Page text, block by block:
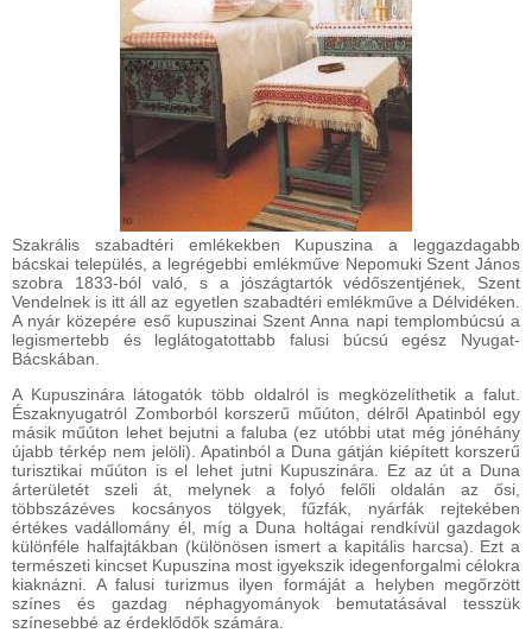
Szakrális szabadtéri emlékekben Kupuszina a leggazdagabb
bácskai település, a legrégebbi emlékműve Nepomuki Szent János
szobra 1833-ból való, s a jószágtartók védőszentjének, Szent
Vendelnek is itt áll az egyetlen szabadtéri emlékműve a Délvidéken.
A nyár közepére eső kupuszinai Szent Anna napi templombúcsú a
legismertebb és leglátogatottabb falusi búcsú egész Nyugat-
Bácskában.
A Kupuszinára látogatók több oldalról is megközelíthetik a falut.
Északnyugatról Zomborból korszerű műúton, délről Apatinból egy
másik műúton lehet bejutni a faluba (ez utóbbi utat még jónéhány
újabb térkép nem jelöli). Apatinból a Duna gátján kiépített korszerű
turisztikai műúton is el lehet jutni Kupuszinára. Ez az út a Duna
árterületét szeli át, melynek a folyó felőli oldalán az ősi,
többszázéves kocsányos tölgyek, fűzfák, nyárfák rejtekében
értékes vadállomány él, míg a Duna holtágai rendkívül gazdagok
különféle halfajtákban (különösen ismert a kapitális harcsa). Ezt a
természeti kincset Kupuszina most igyekszik idegenforgalmi célokra
kiaknázni. A falusi turizmus ilyen formáját a helyben megőrzött
színes és gazdag néphagyományok bemutatásával tesszük
színesebbé az érdeklődők számára.